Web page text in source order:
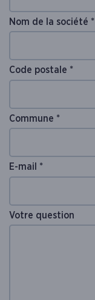
Nom de la société *
Code postale *
Commune *
E-mail *
Votre question